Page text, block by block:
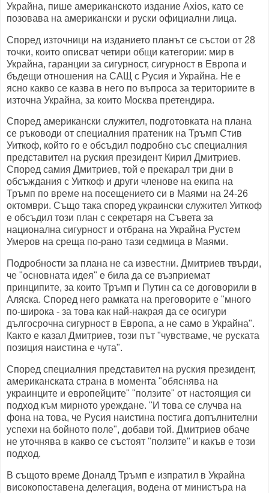
Украйна, пише американското издание Axios, като се
позовава на американски и руски официални лица.
Според източници на изданието планът се състои от 28
точки, които описват четири общи категории: мир в
Украйна, гаранции за сигурност, сигурност в Европа и
бъдещи отношения на САЩ с Русия и Украйна. Не е
ясно какво се казва в него по въпроса за териториите в
източна Украйна, за които Москва претендира.
Според американски служител, подготовката на плана
се ръководи от специалния пратеник на Тръмп Стив
Уиткоф, който го е обсъдил подробно със специалния
представител на руския президент Кирил Дмитриев.
Според самия Дмитриев, той е прекарал три дни в
обсъждания с Уиткоф и други членове на екипа на
Тръмп по време на посещението си в Маями на 24-26
октомври. Също така според украински служител Уиткоф
е обсъдил този план с секретаря на Съвета за
национална сигурност и отбрана на Украйна Рустем
Умеров на среща по-рано тази седмица в Маями.
Подробности за плана не са известни. Дмитриев твърди,
че "основната идея" е била да се възприемат
принципите, за които Тръмп и Путин са се договорили в
Аляска. Според него рамката на преговорите е "много
по-широка - за това как най-накрая да се осигури
дългосрочна сигурност в Европа, а не само в Украйна".
Както е казал Дмитриев, този път "чувстваме, че руската
позиция наистина е чута".
Според специалния представител на руския президент,
американската страна в момента "обяснява на
украинците и европейците" "ползите" от настоящия си
подход към мирното уреждане. "И това се случва на
фона на това, че Русия наистина постига допълнителни
успехи на бойното поле", добави той. Дмитриев обаче
не уточнява в какво се състоят "ползите" и какъв е този
подход.
В същото време Доналд Тръмп е изпратил в Украйна
високопоставена делегация, водена от министъра на